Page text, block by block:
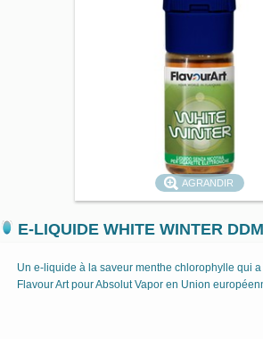
AGRANDIR
E-LIQUIDE WHITE WINTER DDM
Un e-liquide à la saveur menthe chlorophylle qui
Flavour Art pour Absolut Vapor en Union